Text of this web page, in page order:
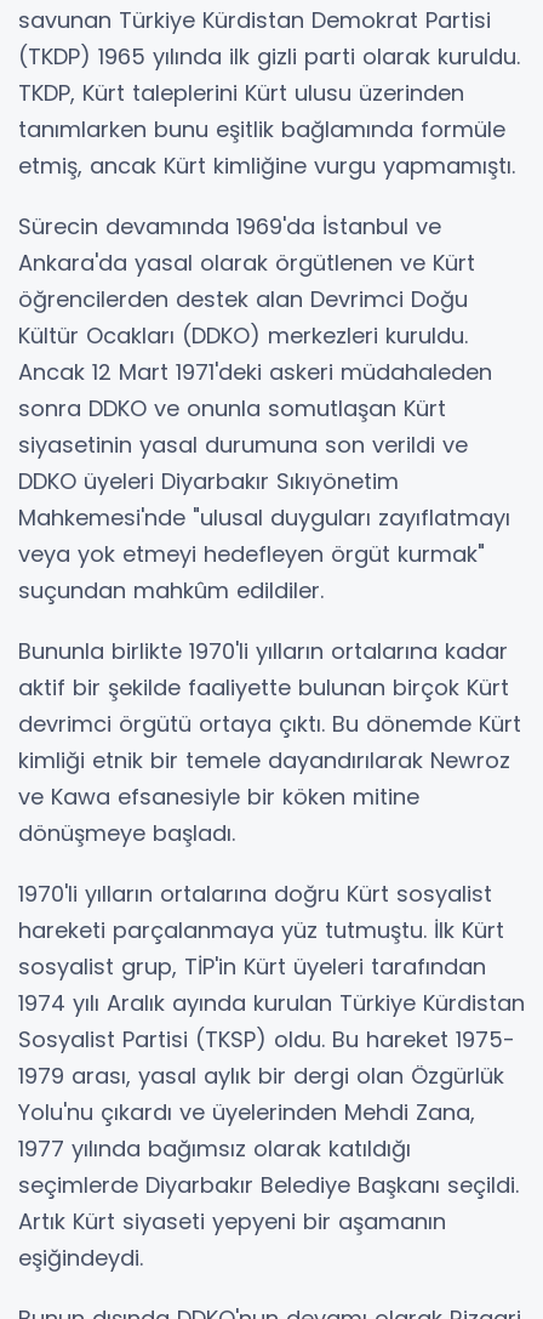
savunan Türkiye Kürdistan Demokrat Partisi
(TKDP) 1965 yılında ilk gizli parti olarak kuruldu.
TKDP, Kürt taleplerini Kürt ulusu üzerinden
tanımlarken bunu eşitlik bağlamında formüle
etmiş, ancak Kürt kimliğine vurgu yapmamıştı.
Sürecin devamında 1969'da İstanbul ve
Ankara'da yasal olarak örgütlenen ve Kürt
öğrencilerden destek alan Devrimci Doğu
Kültür Ocakları (DDKO) merkezleri kuruldu.
Ancak 12 Mart 1971'deki askeri müdahaleden
sonra DDKO ve onunla somutlaşan Kürt
siyasetinin yasal durumuna son verildi ve
DDKO üyeleri Diyarbakır Sıkıyönetim
Mahkemesi'nde "ulusal duyguları zayıflatmayı
veya yok etmeyi hedefleyen örgüt kurmak"
suçundan mahkûm edildiler.
Bununla birlikte 1970'li yılların ortalarına kadar
aktif bir şekilde faaliyette bulunan birçok Kürt
devrimci örgütü ortaya çıktı. Bu dönemde Kürt
kimliği etnik bir temele dayandırılarak Newroz
ve Kawa efsanesiyle bir köken mitine
dönüşmeye başladı.
1970'li yılların ortalarına doğru Kürt sosyalist
hareketi parçalanmaya yüz tutmuştu. İlk Kürt
sosyalist grup, TİP'in Kürt üyeleri tarafından
1974 yılı Aralık ayında kurulan Türkiye Kürdistan
Sosyalist Partisi (TKSP) oldu. Bu hareket 1975-
1979 arası, yasal aylık bir dergi olan Özgürlük
Yolu'nu çıkardı ve üyelerinden Mehdi Zana,
1977 yılında bağımsız olarak katıldığı
seçimlerde Diyarbakır Belediye Başkanı seçildi.
Artık Kürt siyaseti yepyeni bir aşamanın
eşiğindeydi.